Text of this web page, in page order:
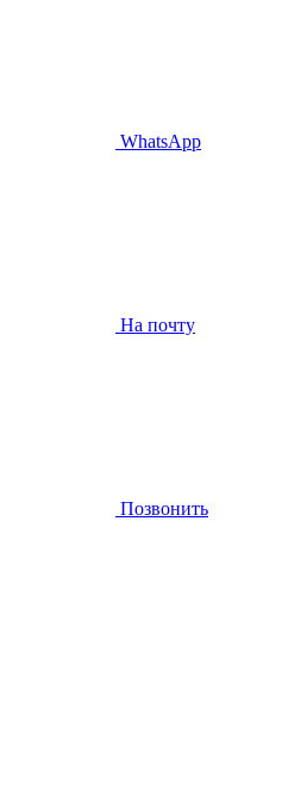
WhatsApp
На почту
Позвонить